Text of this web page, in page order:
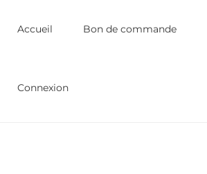
Accueil Bon de commande
Connexion